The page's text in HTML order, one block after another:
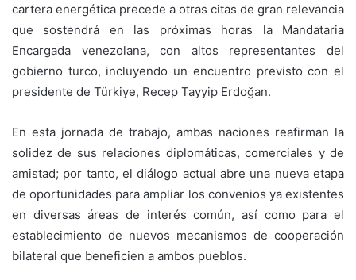
cartera energética precede a otras citas de gran relevancia
que sostendrá en las próximas horas la Mandataria
Encargada venezolana, con altos representantes del
gobierno turco, incluyendo un encuentro previsto con el
presidente de Türkiye, Recep Tayyip Erdoğan.
‎En esta jornada de trabajo, ambas naciones reafirman la
solidez de sus relaciones diplomáticas, comerciales y de
amistad; por tanto, el diálogo actual abre una nueva etapa
de oportunidades para ampliar los convenios ya existentes
en diversas áreas de interés común, así como para el
establecimiento de nuevos mecanismos de cooperación
bilateral que beneficien a ambos pueblos.